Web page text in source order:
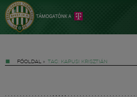
FŐOLDAL » TAG: KAPUSI KRISZTIÁN